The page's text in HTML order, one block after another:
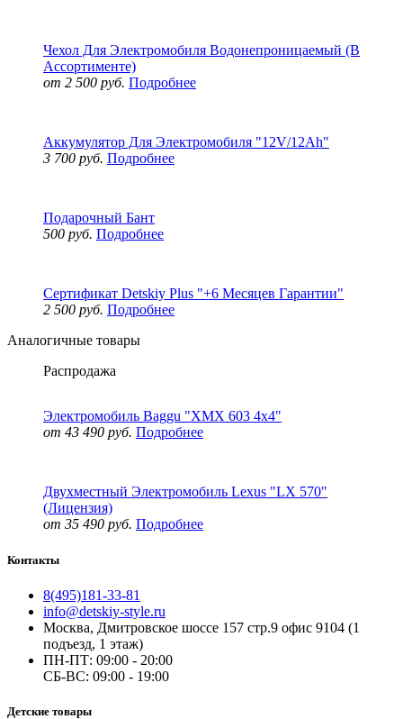
Чехол Для Электромобиля Водонепроницаемый (В
Ассортименте)
от 2 500 руб. Подробнее
Аккумулятор Для Электромобиля "12V/12Ah"
3 700 руб. Подробнее
Подарочный Бант
500 руб. Подробнее
Сертификат Detskiy Plus "+6 Месяцев Гарантии"
2 500 руб. Подробнее
Аналогичные товары
Распродажа
Электромобиль Baggu "XMX 603 4x4"
от 43 490 руб. Подробнее
Двухместный Электромобиль Lexus "LX 570"
(Лицензия)
от 35 490 руб. Подробнее
Контакты
8(495)181-33-81
info@detskiy-style.ru
Москва, Дмитровское шоссе 157 стр.9 офис 9104 (1
подъезд, 1 этаж)
ПН-ПТ: 09:00 - 20:00
СБ-ВС: 09:00 - 19:00
Детские товары